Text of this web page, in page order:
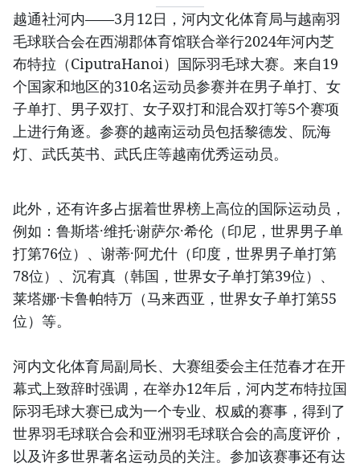
越通社河内——3月12日，河内文化体育局与越南羽
毛球联合会在西湖郡体育馆联合举行2024年河内芝
布特拉（CiputraHanoi）国际羽毛球大赛。来自19
个国家和地区的310名运动员参赛并在男子单打、女
子单打、男子双打、女子双打和混合双打等5个赛项
上进行角逐。参赛的越南运动员包括黎德发、阮海
灯、武氏英书、武氏庄等越南优秀运动员。
此外，还有许多占据着世界榜上高位的国际运动员，
例如：鲁斯塔·维托·谢萨尔·希伦（印尼，世界男子单
打第76位）、谢蒂·阿尤什（印度，世界男子单打第
78位）、沉宥真（韩国，世界女子单打第39位）、
莱塔娜·卡鲁帕特万（马来西亚，世界女子单打第55
位）等。
河内文化体育局副局长、大赛组委会主任范春才在开
幕式上致辞时强调，在举办12年后，河内芝布特拉国
际羽毛球大赛已成为一个专业、权威的赛事，得到了
世界羽毛球联合会和亚洲羽毛球联合会的高度评价，
以及许多世界著名运动员的关注。参加该赛事还有达